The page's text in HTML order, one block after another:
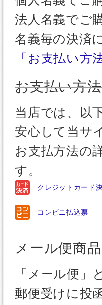
法人名義でご
名義毎の決済
「お支払い方
お支払い方
当店では、以
安心して当サ
お支払方法の
す。
クレジットカード
コンビニ払込票
メール便商
「メール便」
郵便受けに投